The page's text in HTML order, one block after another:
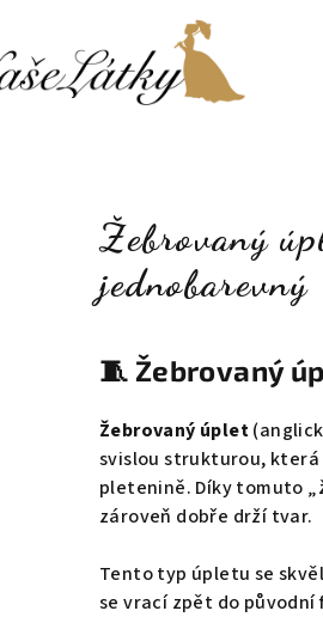
Žebrovaný
jednobarevný
🧵 Žebrovaný
Žebrovaný úplet
svislou strukturou, která
pletenině. Díky tomuto
zároveň dobře drží tvar.
Tento typ úpletu se
se vrací zpět do původní